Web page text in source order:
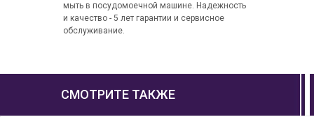
мыть в посудомоечной машине. Надежность
и качество - 5 лет гарантии и сервисное
обслуживание.
СМОТРИТЕ ТАКЖЕ